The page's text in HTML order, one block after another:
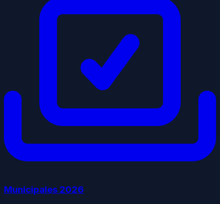
Municipales 2026